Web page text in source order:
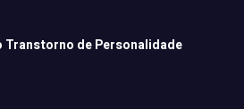
de Personalidade